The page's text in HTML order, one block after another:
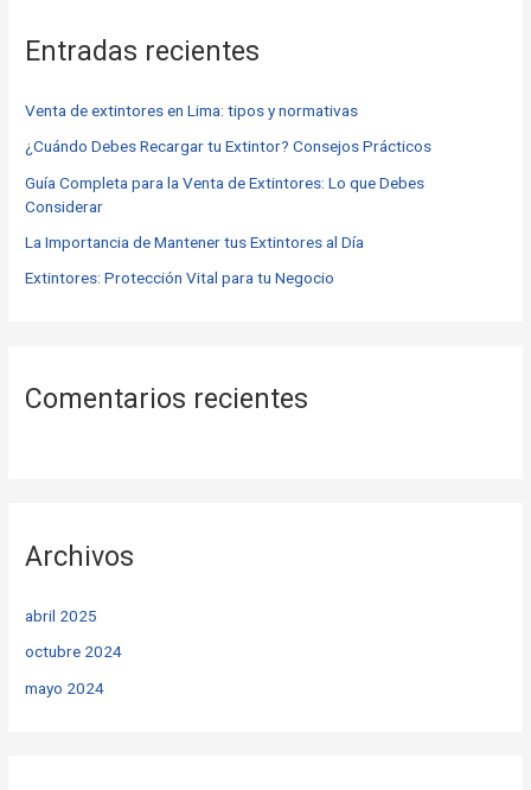
a
p
o
r
:
Entradas recientes
Venta de extintores en Lima: tipos y normativas
¿Cuándo Debes Recargar tu Extintor? Consejos Prácticos
Guía Completa para la Venta de Extintores: Lo que Debes
Considerar
La Importancia de Mantener tus Extintores al Día
Extintores: Protección Vital para tu Negocio
Comentarios recientes
Archivos
abril 2025
octubre 2024
mayo 2024